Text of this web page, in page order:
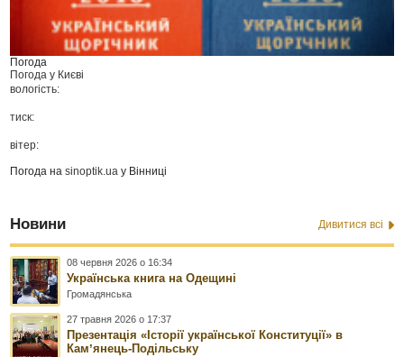
Погода
Погода у Києві
вологість:
тиск:
вітер:
Погода наsinoptik.ua у Вінниці
Новини Дивитися всі
08 червня 2026 о 16:34
Українська книга на Одещині
Громадянська
27 травня 2026 о 17:37
Презентація «Історії української Конституції» в
Камʼянець-Подільську